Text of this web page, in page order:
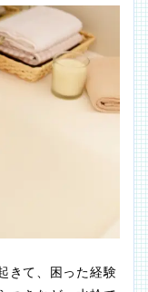
きて、困った経験